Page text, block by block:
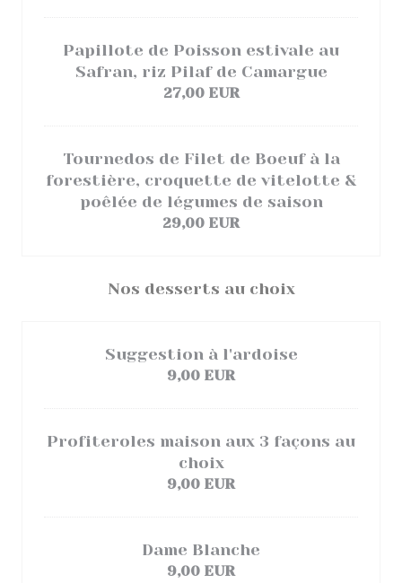
Papillote de Poisson estivale au
Safran, riz Pilaf de Camargue
27,00 EUR
Tournedos de Filet de Boeuf à la
forestière, croquette de vitelotte &
poêlée de légumes de saison
29,00 EUR
Nos desserts au choix
Suggestion à l'ardoise
9,00 EUR
Profiteroles maison aux 3 façons au
choix
9,00 EUR
Dame Blanche
9,00 EUR